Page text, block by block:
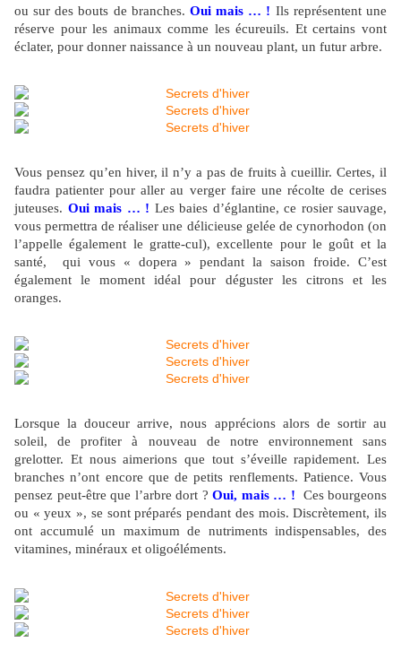
ou sur des bouts de branches. Oui mais … ! Ils représentent une
réserve pour les animaux comme les écureuils. Et certains vont
éclater, pour donner naissance à un nouveau plant, un futur arbre.
Vous pensez qu’en hiver, il n’y a pas de fruits à cueillir. Certes, il
faudra patienter pour aller au verger faire une récolte de cerises
juteuses. Oui mais … ! Les baies d’églantine, ce rosier sauvage,
vous permettra de réaliser une délicieuse gelée de cynorhodon (on
l’appelle également le gratte-cul), excellente pour le goût et la
santé, qui vous « dopera » pendant la saison froide. C’est
également le moment idéal pour déguster les citrons et les
oranges.
Lorsque la douceur arrive, nous apprécions alors de sortir au
soleil, de profiter à nouveau de notre environnement sans
grelotter. Et nous aimerions que tout s’éveille rapidement. Les
branches n’ont encore que de petits renflements. Patience. Vous
pensez peut-être que l’arbre dort ? Oui, mais … !
Ces bourgeons
ou « yeux », se sont préparés pendant des mois. Discrètement, ils
ont accumulé un maximum de nutriments indispensables, des
vitamines, minéraux et oligoéléments.